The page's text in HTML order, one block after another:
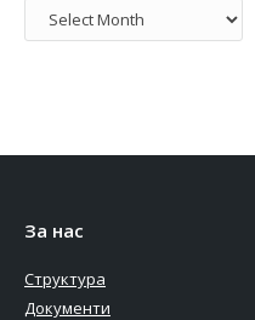
Архив
За нас
Структура
Документи